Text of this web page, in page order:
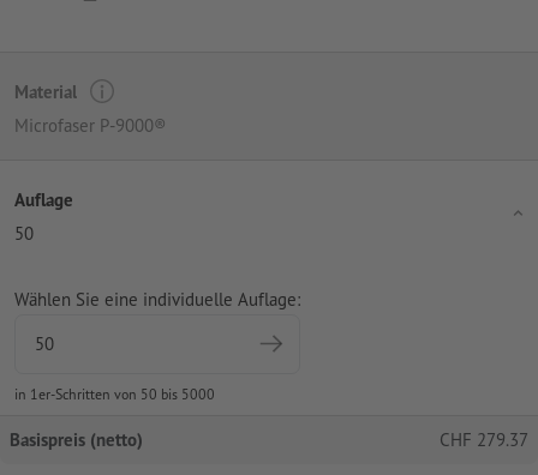
Material
Microfaser P-9000®
Auflage
50
Wählen Sie eine individuelle Auflage:
in 1er-Schritten von 50 bis 5000
Basispreis (netto) CHF 279.37